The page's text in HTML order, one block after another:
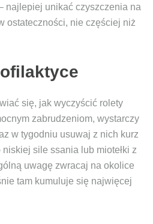
najlepiej unikać czyszczenia na
ostateczności, nie częściej niż
się, jak wyczyścić rolety
zabrudzeniom, wystarczy
w tygodniu usuwaj z nich kurz
sile ssania lub miotełki z
uwagę zwracaj na okolice
tam kumuluje się najwięcej